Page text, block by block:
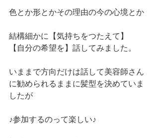
色とか形とかその理由の今の心境とか
結構細かに【気持ちをつたえて】
【自分の希望を】話してみました。
いままで方向だけは話して美容師さん
に勧められるままに髪型を決めていま
したが
♪参加するのって楽しい♪